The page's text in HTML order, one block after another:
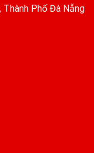
Thành Phố Đà Nẵng